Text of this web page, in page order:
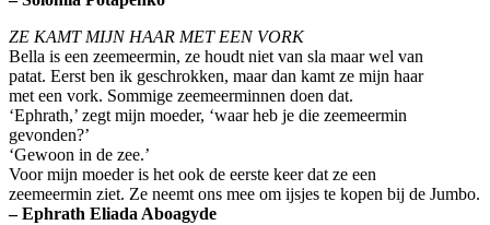
ZE KAMT MIJN HAAR MET EEN VORK
Bella is een zeemeermin, ze houdt niet van sla maar wel van
patat. Eerst ben ik geschrokken, maar dan kamt ze mijn haar
met een vork. Sommige zeemeerminnen doen dat.
‘Ephrath,’ zegt mijn moeder, ‘waar heb je die zeemeermin
gevonden?’
‘Gewoon in de zee.’
Voor mijn moeder is het ook de eerste keer dat ze een
zeemeermin ziet. Ze neemt ons mee om ijsjes te kopen bij de Jumbo.
– Ephrath Eliada Aboagyde